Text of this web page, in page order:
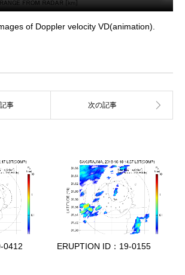
of Doppler velocity VD(animation).
0412 ERUPTION ID：19-0155